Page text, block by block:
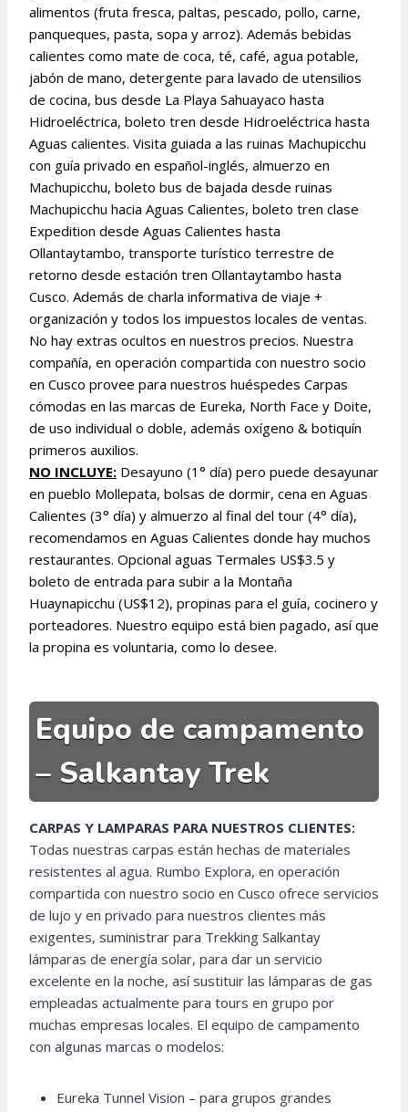
alimentos (fruta fresca, paltas, pescado, pollo, carne,
panqueques, pasta, sopa y arroz). Además bebidas
calientes como mate de coca, té, café, agua potable,
jabón de mano, detergente para lavado de utensilios
de cocina, bus desde La Playa Sahuayaco hasta
Hidroeléctrica, boleto tren desde Hidroeléctrica hasta
Aguas calientes. Visita guiada a las ruinas Machupicchu
con guía privado en español-inglés, almuerzo en
Machupicchu, boleto bus de bajada desde ruinas
Machupicchu hacia Aguas Calientes, boleto tren clase
Expedition desde Aguas Calientes hasta
Ollantaytambo, transporte turístico terrestre de
retorno desde estación tren Ollantaytambo hasta
Cusco. Además de charla informativa de viaje +
organización y todos los impuestos locales de ventas.
No hay extras ocultos en nuestros precios. Nuestra
compañía, en operación compartida con nuestro socio
en Cusco provee para nuestros huéspedes Carpas
cómodas en las marcas de Eureka, North Face y Doite,
de uso individual o doble, además oxígeno & botiquín
primeros auxilios.
NO INCLUYE: Desayuno (1° día) pero puede desayunar
en pueblo Mollepata, bolsas de dormir, cena en Aguas
Calientes (3° día) y almuerzo al final del tour (4° día),
recomendamos en Aguas Calientes donde hay muchos
restaurantes. Opcional aguas Termales US$3.5 y
boleto de entrada para subir a la Montaña
Huaynapicchu (US$12), propinas para el guía, cocinero y
porteadores. Nuestro equipo está bien pagado, así que
la propina es voluntaria, como lo desee.
Equipo de campamento
– Salkantay Trek
CARPAS Y LAMPARAS PARA NUESTROS CLIENTES:
Todas nuestras carpas están hechas de materiales
resistentes al agua. Rumbo Explora, en operación
compartida con nuestro socio en Cusco ofrece servicios
de lujo y en privado para nuestros clientes más
exigentes, suministrar para Trekking Salkantay
lámparas de energía solar, para dar un servicio
excelente en la noche, así sustituir las lámparas de gas
empleadas actualmente para tours en grupo por
muchas empresas locales. El equipo de campamento
con algunas marcas o modelos:
Eureka Tunnel Vision – para grupos grandes